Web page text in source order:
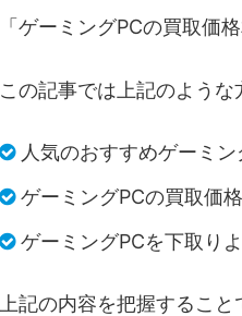
「ゲーミングPCの買取価
この記事では上記のような
人気のおすすめゲーミ
ゲーミングPCの買取価
ゲーミングPCを下取り
上記の内容を把握するこ